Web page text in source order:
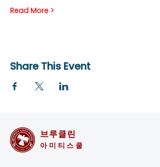
Read More >
Share This Event
브루클린
아미티스쿨